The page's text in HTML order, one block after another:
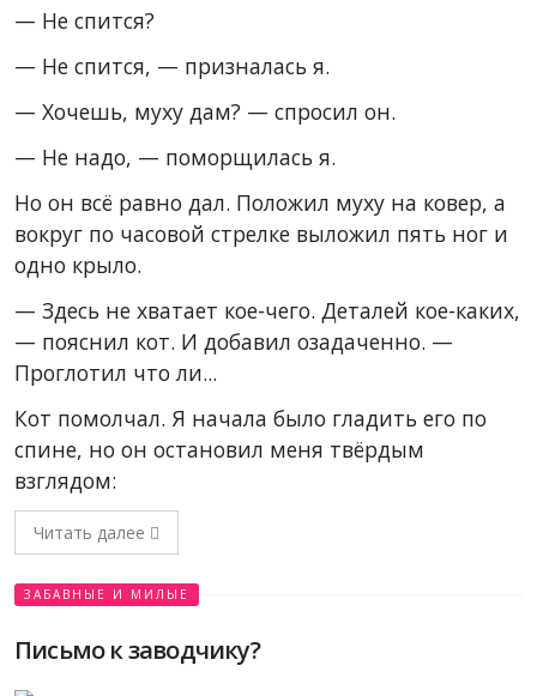
— Не спится?
— Не спится, — призналась я.
— Хочешь, муху дам? — спросил он.
— Не надо, — поморщилась я.
Но он всё равно дал. Положил муху на ковер, а
вокруг по часовой стрелке выложил пять ног и
одно крыло.
— Здесь не хватает кое-чего. Деталей кое-каких,
— пояснил кот. И добавил озадаченно. —
Проглотил что ли...
Кот помолчал. Я начала было гладить его по
спине, но он остановил меня твёрдым
взглядом:
Читать далее
ЗАБАВНЫЕ И МИЛЫЕ
Письмо к заводчику?